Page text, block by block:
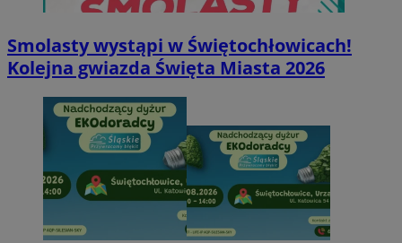
Smolasty wystąpi w Świętochłowicach!
Kolejna gwiazda Święta Miasta 2026